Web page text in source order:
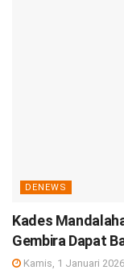
DENEWS
Kades
Gembira Dapat
Kamis, 1 Januari 2026